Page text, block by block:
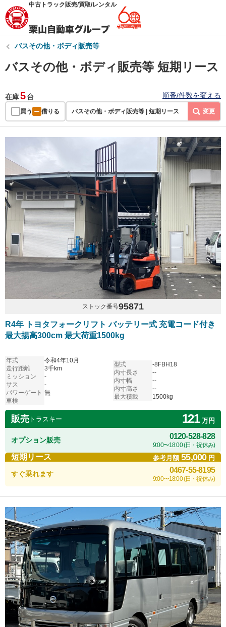
中古トラック販売/買取/レンタル
バスその他・ボディ販売等
バスその他・ボディ販売等 短期リース
在庫5台 順番/件数を変える
買う 借りる バスその他・ボディ販売等 | 短期リース 変更
ストック番号95871
R4年 トヨタフォークリフト バッテリー式 充電コード付き
最大揚高300cm 最大荷重1500kg
年式
令和4年10月
走行距離
3千km
ミッション
-
サス
-
パワーゲート 無
車検
型式
-8FBH18
内寸長さ
--
内寸幅
--
内寸高さ
--
最大積載
1500kg
販売 トラスキー 121万円
オプション販売 0120-528-828
9:00〜18:00 (日・祝休み)
短期リース 参考月額55,000円
すぐ乗れます 0467-55-8195
9:00〜18:00 (日・祝休み)